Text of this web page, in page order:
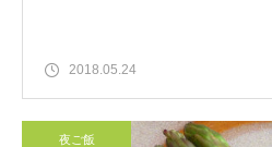
2018.05.24
夜ご飯